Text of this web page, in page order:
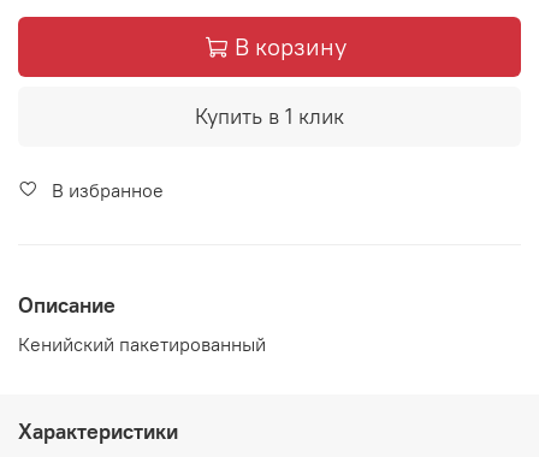
В корзину
Купить в 1 клик
В избранное
Описание
Кенийский пакетированный
Характеристики